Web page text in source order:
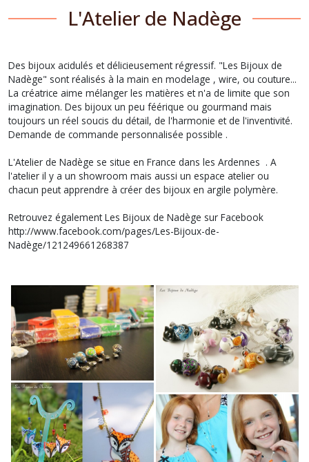
L'Atelier de Nadège
Des bijoux acidulés et délicieusement régressif. "Les Bijoux de
Nadège" sont réalisés à la main en modelage , wire, ou couture...
La créatrice aime mélanger les matières et n'a de limite que son
imagination. Des bijoux un peu féérique ou gourmand mais
toujours un réel soucis du détail, de l'harmonie et de l'inventivité.
Demande de commande personnalisée possible .
L'Atelier de Nadège se situe en France dans les Ardennes . A
l'atelier il y a un showroom mais aussi un espace atelier ou
chacun peut apprendre à créer des bijoux en argile polymère.
Retrouvez également Les Bijoux de Nadège sur Facebook
http://www.facebook.com/pages/Les-Bijoux-de-
Nadège/121249661268387